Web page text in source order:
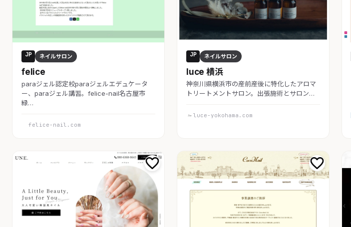
JP ネイルサロン
felice
paraジェル認定校paraジェルエデュケータ
ー、paraジェル講習。felice-nail名古屋市
緑…
felice-nail.com
JP ネイルサロン
luce 横浜
神奈川県横浜市の産前産後に特化したアロマ
トリートメントサロン。出張施術とサロン…
luce-yokohama.com